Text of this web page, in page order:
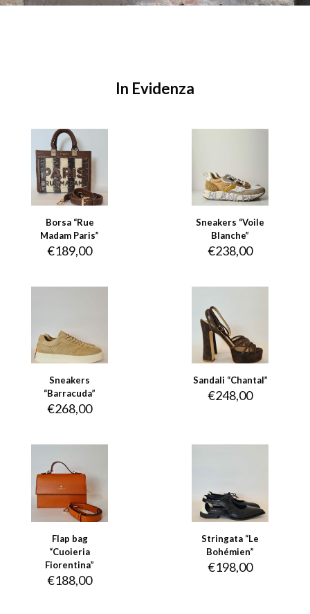
In Evidenza
Borsa “Rue
Madam Paris”
€189,00
Sneakers “Voile
Blanche”
€238,00
Sneakers
“Barracuda”
€268,00
Sandali “Chantal”
€248,00
Flap bag
“Cuoieria
Fiorentina”
€188,00
Stringata “Le
Bohémien”
€198,00